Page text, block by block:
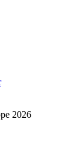
2026